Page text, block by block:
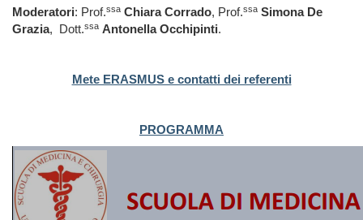
Moderatori: Prof.ssa Chiara Corrado, Prof.ssa Simona De
Grazia, Dott.ssa Antonella Occhipinti.
Mete ERASMUS e contatti dei referenti
PROGRAMMA